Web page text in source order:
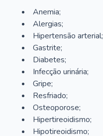
Anemia;
Alergias;
Hipertensão arterial;
Gastrite;
Diabetes;
Infecção urinária;
Gripe;
Resfriado;
Osteoporose;
Hipertireoidismo;
Hipotireoidismo;